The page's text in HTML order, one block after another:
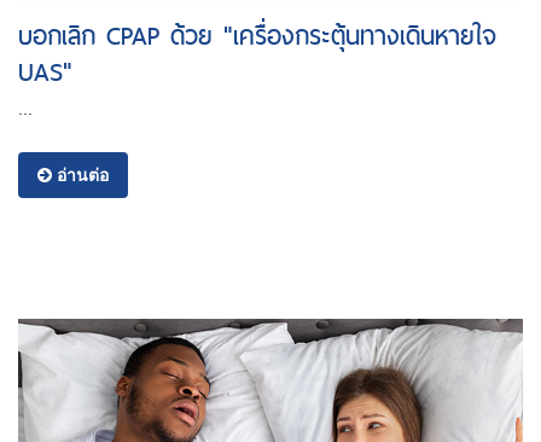
บอกเลิก CPAP ด้วย "เครื่องกระตุ้นทางเดินหายใจ
UAS"
...
อ่านต่อ